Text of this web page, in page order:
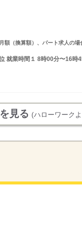
（換算額）、パート求人の場
就業時間１ 8時00分〜16時
見る (ハローワーク